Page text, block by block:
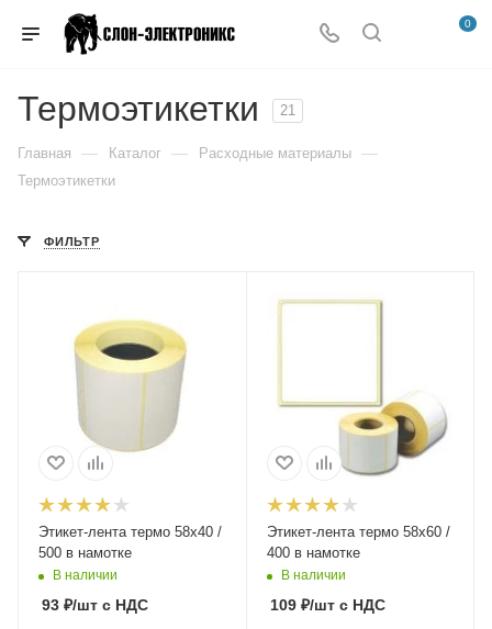
0
Термоэтикетки 21
Главная — Каталог — Расходные материалы —
Термоэтикетки
ФИЛЬТР
Этикет-лента термо 58х40 /
500 в намотке
В наличии
93 ₽/шт с НДС
Этикет-лента термо 58х60 /
400 в намотке
В наличии
109₽/штс НДС